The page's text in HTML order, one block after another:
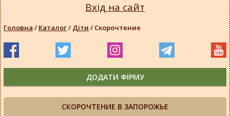
СКОРОЧТЕНИЕ В ЗАПОРОЖЬЕ
Вхід на сайт
Головна / Каталог/ Діти / Скорочтение
ДОДАТИ ФІРМУ